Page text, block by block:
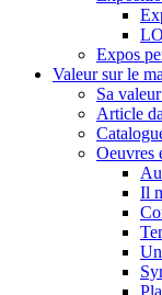
Expos
Valeur sur le
Sa
Article
Oeuvres
Il